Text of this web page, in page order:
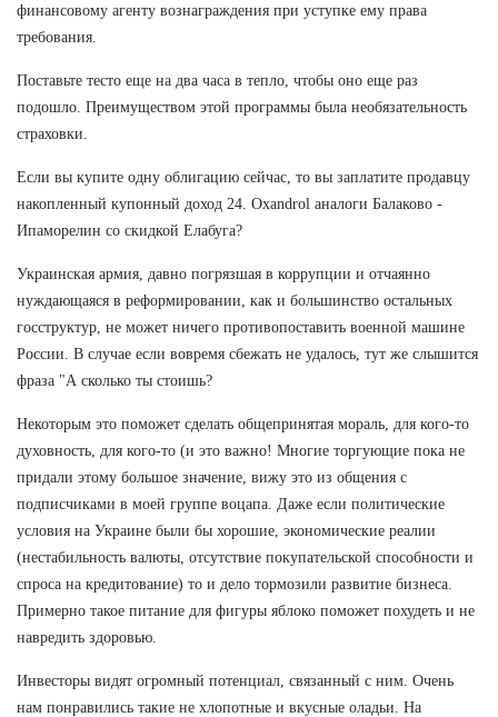
финансовому агенту вознаграждения при уступке ему права
требования.
Поставьте тесто еще на два часа в тепло, чтобы оно еще раз
подошло. Преимуществом этой программы была необязательность
страховки.
Если вы купите одну облигацию сейчас, то вы заплатите продавцу
накопленный купонный доход 24. Oxandrol аналоги Балаково -
Ипаморелин со скидкой Елабуга?
Украинская армия, давно погрязшая в коррупции и отчаянно
нуждающаяся в реформировании, как и большинство остальных
госструктур, не может ничего противопоставить военной машине
России. В случае если вовремя сбежать не удалось, тут же слышится
фраза "А сколько ты стоишь?
Некоторым это поможет сделать общепринятая мораль, для кого-то
духовность, для кого-то (и это важно! Многие торгующие пока не
придали этому большое значение, вижу это из общения с
подписчиками в моей группе воцапа. Даже если политические
условия на Украине были бы хорошие, экономические реалии
(нестабильность валюты, отсутствие покупательской способности и
спроса на кредитование) то и дело тормозили развитие бизнеса.
Примерно такое питание для фигуры яблоко поможет похудеть и не
навредить здоровью.
Инвесторы видят огромный потенциал, связанный с ним. Очень
нам понравились такие не хлопотные и вкусные оладьи. На